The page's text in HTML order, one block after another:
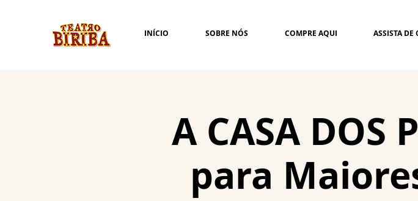
INÍCIO SOBRE NÓS COMPRE AQUI ASSISTA DE
A CASA DOS
para